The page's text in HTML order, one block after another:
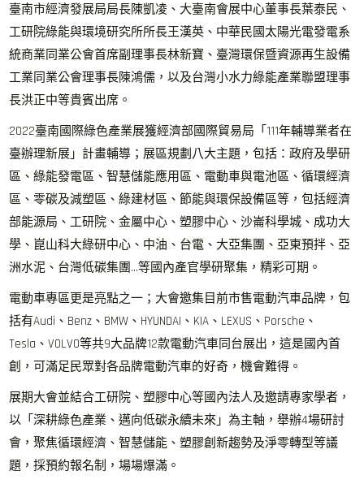
臺南市經濟發展局局長陳凱凌、大臺南會展中心董事長葉泰民、
工研院綠能與環境研究所所長王漢英、中華民國太陽光電發電系
統商業同業公會首席副理事長林新寶、臺灣環保暨資源再生設備
工業同業公會理事長陳鴻儒，以及台灣小水力綠能產業聯盟理事
長洪正中等貴賓出席。
2022臺南國際綠色產業展獲經濟部國際貿易局「111年輔導業者在
臺辦理新展」計畫輔導；展區規劃八大主題，包括：政府及學研
區、綠能發電區、智慧儲能應用區、電動車與電池區、循環經濟
區、零碳及減塑區、綠建材區、節能與環保設備區等，包括經濟
部能源局、工研院、金屬中心、塑膠中心、沙崙科學城、成功大
學、崑山科大綠研中心、中油、台電、大亞集團、亞東預拌、亞
洲水泥、台灣低碳集團…等國內產官學研聚集，精彩可期。
電動車專區更是亮點之一；大會邀集目前市售電動汽車品牌，包
括有Audi、Benz、BMW、HYUNDAI、KIA、LEXUS、Porsche、
Tesla、VOLVO等共9大品牌12款電動汽車同台展出，這是國內首
創，可滿足民眾對各品牌電動汽車的好奇，機會難得。
展期大會並結合工研院、塑膠中心等國內法人及邀請專家學者，
以「深耕綠色產業、邁向低碳永續未來」為主軸，舉辦4場研討
會，聚焦循環經濟、智慧儲能、塑膠創新趨勢及淨零轉型等議
題，採預約報名制，場場爆滿。